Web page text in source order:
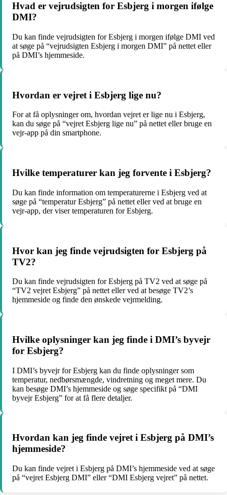
Hvad er vejrudsigten for Esbjerg i morgen ifølge
DMI?
Du kan finde vejrudsigten for Esbjerg i morgen ifølge DMI ved
at søge på “vejrudsigten Esbjerg i morgen DMI” på nettet eller
på DMI’s hjemmeside.
Hvordan er vejret i Esbjerg lige nu?
For at få oplysninger om, hvordan vejret er lige nu i Esbjerg,
kan du søge på “vejret Esbjerg lige nu” på nettet eller bruge en
vejr-app på din smartphone.
Hvilke temperaturer kan jeg forvente i Esbjerg?
Du kan finde information om temperaturerne i Esbjerg ved at
søge på “temperatur Esbjerg” på nettet eller ved at bruge en
vejr-app, der viser temperaturen for Esbjerg.
Hvor kan jeg finde vejrudsigten for Esbjerg på
TV2?
Du kan finde vejrudsigten for Esbjerg på TV2 ved at søge på
“TV2 vejret Esbjerg” på nettet eller ved at besøge TV2’s
hjemmeside og finde den ønskede vejrmelding.
Hvilke oplysninger kan jeg finde i DMI’s byvejr
for Esbjerg?
I DMI’s byvejr for Esbjerg kan du finde oplysninger som
temperatur, nedbørsmængde, vindretning og meget mere. Du
kan besøge DMI’s hjemmeside og søge specifikt på “DMI
byvejr Esbjerg” for at få flere detaljer.
Hvordan kan jeg finde vejret i Esbjerg på DMI’s
hjemmeside?
Du kan finde vejret i Esbjerg på DMI’s hjemmeside ved at søge
på “vejret Esbjerg DMI” eller “DMI Esbjerg vejret” på nettet.